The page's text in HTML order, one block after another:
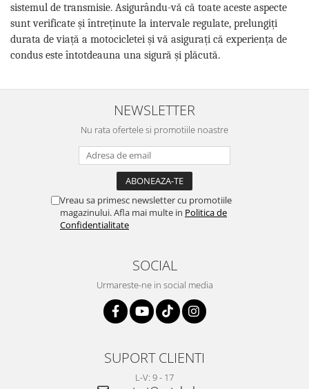
sistemul de transmisie. Asigurându-vă că toate aceste aspecte
sunt verificate și întreținute la intervale regulate, prelungiți
durata de viață a motocicletei și vă asigurați că experiența de
condus este întotdeauna una sigură și plăcută.
NEWSLETTER
Nu rata ofertele si promotiile noastre
Vreau sa primesc newsletter cu promotiile
magazinului. Afla mai multe in Politica de
Confidentialitate
SOCIAL
Urmareste-ne in social media
SUPORT CLIENTI
L-V: 9 - 17